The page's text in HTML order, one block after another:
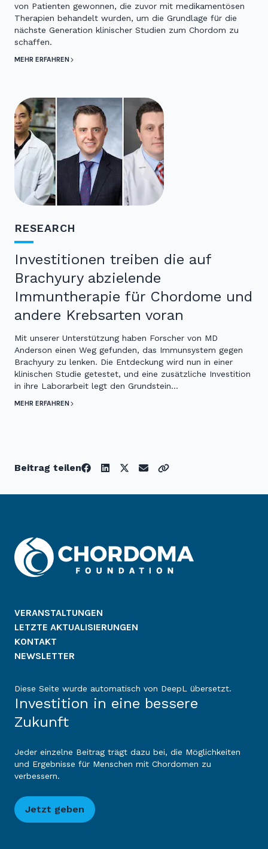
von Patienten gewonnen, die zuvor mit medikamentösen
Therapien behandelt wurden, um die Grundlage für die
nächste Generation klinischer Studien zum Chordom zu
schaffen.
MEHR ERFAHREN
RESEARCH
Investitionen treiben die auf
Brachyury abzielende
Immuntherapie für Chordome und
andere Krebsarten voran
Mit unserer Unterstützung haben Forscher von MD
Anderson einen Weg gefunden, das Immunsystem gegen
Brachyury zu lenken. Die Entdeckung wird nun in einer
klinischen Studie getestet, und eine zusätzliche Investition
in ihre Laborarbeit legt den Grundstein…
MEHR ERFAHREN
Beitrag teilen
VERANSTALTUNGEN
LETZTE AKTUALISIERUNGEN
KONTAKT
NEWSLETTER
Diese Seite wurde automatisch von DeepL übersetzt.
Investition in eine bessere
Zukunft
Jeder einzelne Beitrag trägt dazu bei, die Möglichkeiten
und Ergebnisse für Menschen mit Chordomen zu
verbessern.
Jetzt geben